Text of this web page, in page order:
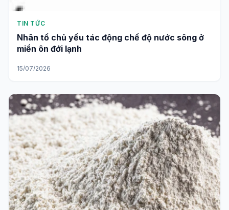
TIN TỨC
Nhân tố chủ yếu tác động chế độ nước sông ở
miền ôn đới lạnh
15/07/2026